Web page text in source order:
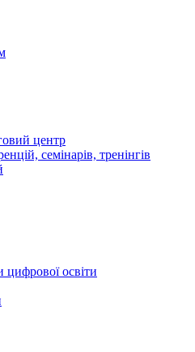
центр
семінарів, тренінгів
цифрової освіти